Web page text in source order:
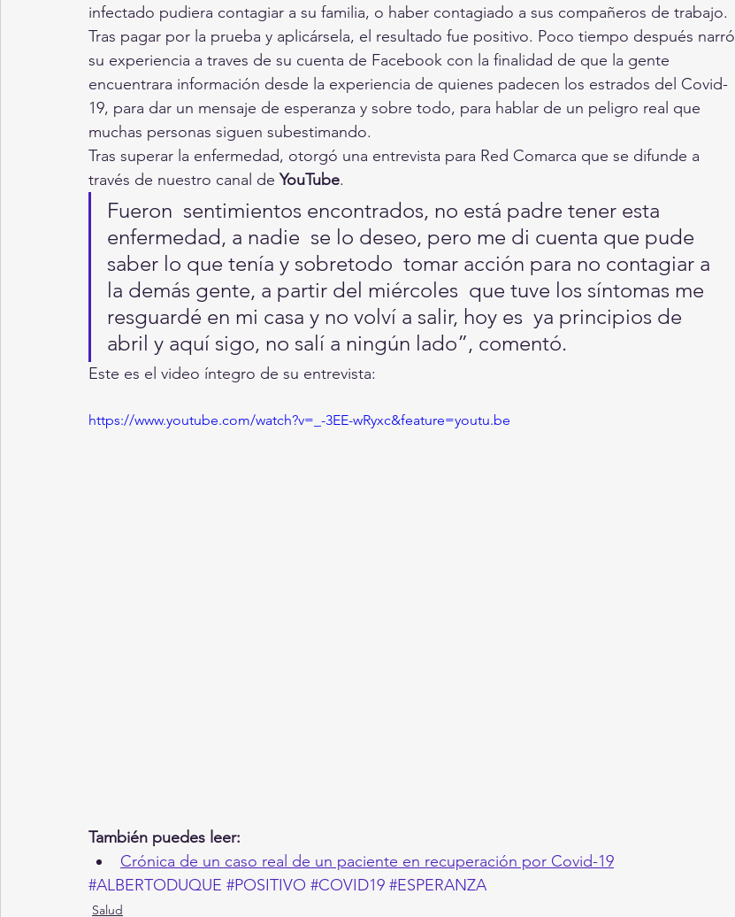
infectado pudiera contagiar a su familia, o haber contagiado a sus compañeros de trabajo.
Tras pagar por la prueba y aplicársela, el resultado fue positivo. Poco tiempo después narró
su experiencia a traves de su cuenta de Facebook con la finalidad de que la gente
encuentrara información desde la experiencia de quienes padecen los estrados del Covid-
19, para dar un mensaje de esperanza y sobre todo, para hablar de un peligro real que
muchas personas siguen subestimando.
Tras superar la enfermedad, otorgó una entrevista para Red Comarca que se difunde a
través de nuestro canal de YouTube.
Fueron  sentimientos encontrados, no está padre tener esta
enfermedad, a nadie  se lo deseo, pero me di cuenta que pude
saber lo que tenía y sobretodo  tomar acción para no contagiar a
la demás gente, a partir del miércoles  que tuve los síntomas me
resguardé en mi casa y no volví a salir, hoy es  ya principios de
abril y aquí sigo, no salí a ningún lado”, comentó.
Este es el video íntegro de su entrevista:
https://www.youtube.com/watch?v=_-3EE-wRyxc&feature=youtu.be
También puedes leer:
Crónica de un caso real de un paciente en recuperación por Covid-19
#ALBERTODUQUE #POSITIVO #COVID19 #ESPERANZA
Salud